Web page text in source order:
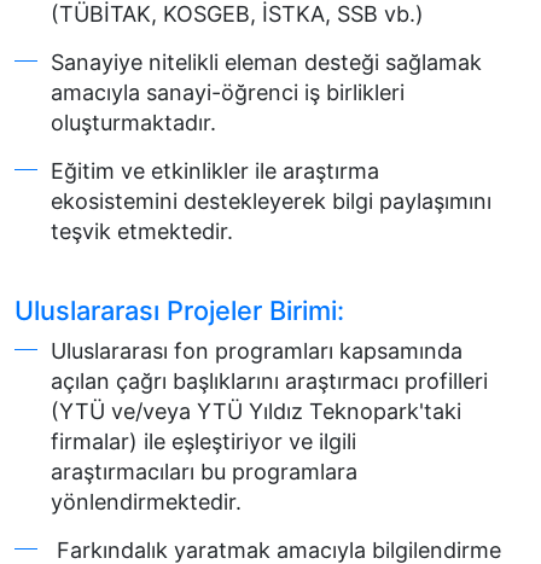
(TÜBİTAK, KOSGEB, İSTKA, SSB vb.)
Sanayiye nitelikli eleman desteği sağlamak
amacıyla sanayi-öğrenci iş birlikleri
oluşturmaktadır.
Eğitim ve etkinlikler ile araştırma
ekosistemini destekleyerek bilgi paylaşımını
teşvik etmektedir.
Uluslararası Projeler Birimi:
Uluslararası fon programları kapsamında
açılan çağrı başlıklarını araştırmacı profilleri
(YTÜ ve/veya YTÜ Yıldız Teknopark'taki
firmalar) ile eşleştiriyor ve ilgili
araştırmacıları bu programlara
yönlendirmektedir.
Farkındalık yaratmak amacıyla bilgilendirme